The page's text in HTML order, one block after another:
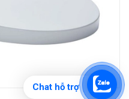
Chat hỗ trợ